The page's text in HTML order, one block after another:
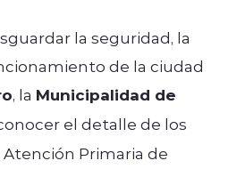
la seguridad, la
de la ciudad
, la Municipalidad de
el detalle de los
Primaria de